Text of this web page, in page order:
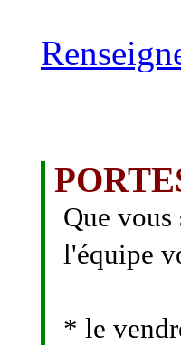
Que
l'équipe
* le